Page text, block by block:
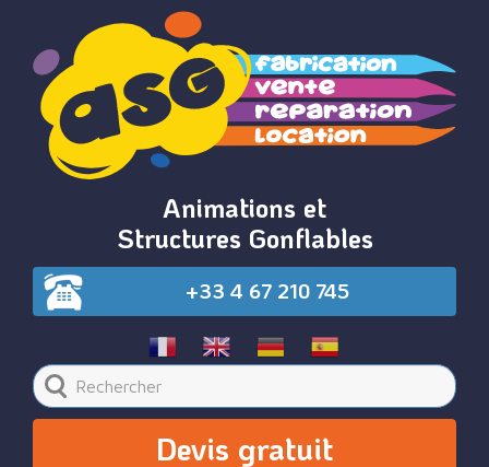
Animations et
Structures Gonflables
+33 4 67 210 745
Devis gratuit